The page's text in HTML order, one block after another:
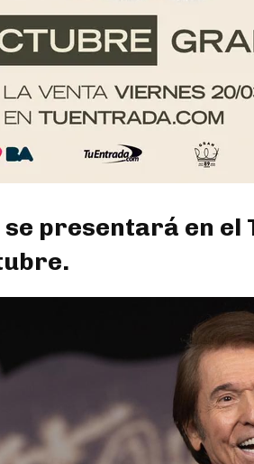
presentará en el